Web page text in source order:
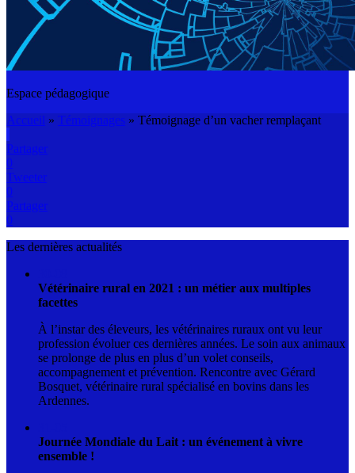
Espace pédagogique
Accueil » Témoignages » Témoignage d’un vacher remplaçant
Partager
0
Tweeter
0
Partager
0
Les dernières actualités
Vétérinaire rural en 2021 : un métier aux multiples
facettes
À l’instar des éleveurs, les vétérinaires ruraux ont vu leur
profession évoluer ces dernières années. Le soin aux animaux
se prolonge de plus en plus d’un volet conseils,
accompagnement et prévention. Rencontre avec Gérard
Bosquet, vétérinaire rural spécialisé en bovins dans les
Ardennes.
Journée Mondiale du Lait : un événement à vivre
ensemble !